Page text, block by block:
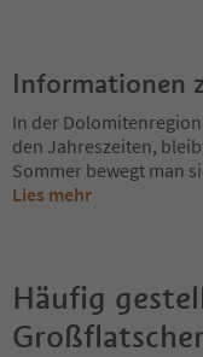
Informationen
In der
den Jahreszeiten,
Sommer bewegt man
Lies mehr
Häufig